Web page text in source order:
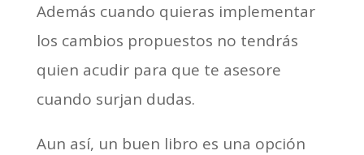
Además cuando quieras implementar
los cambios propuestos no tendrás
quien acudir para que te asesore
cuando surjan dudas.
Aun así, un buen libro es una opción